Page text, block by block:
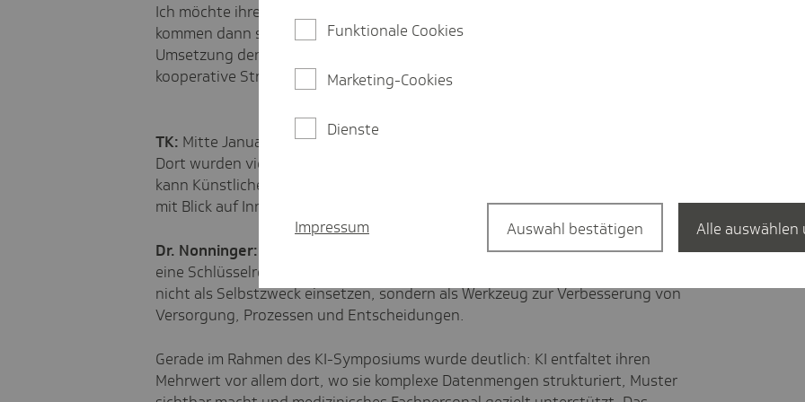
Ich möchte ihre Frage aber auch in einem Satz beantworten. Innovationen
kommen dann schneller und besser in den Markt, wenn wir früher an die
Umsetzung denken, Daten als gemeinsame Ressource begreifen und
kooperative Strukturen systematisch fördern.
TK: Mitte Januar fand das KI-Symposium an der Uniklinik des Saarlandes statt.
Dort wurden viele Entwicklungen präsentiert und diskutiert. Welche Rolle
kann Künstliche Intelligenz denn im Gesundheitswesen übernehmen - gerade
mit Blick auf Innovationen?
Dr. Nonninger:
Künstliche Intelligenz hat das Potential im Gesundheitswesen
eine Schlüsselrolle als Enabler von Innovation
nicht als Selbstzweck einsetzen, sondern alsWerkzeug zur Verbesserung von
Versorgung, Prozessen und Entscheidungen.
Gerade im Rahmen des KI-Symposiums wurde deutlich: KI entfaltet ihren
Mehrwert vor allem dort, wo sie komplexe Datenmengen strukturiert, Muster
Funktionale Cookies
Marketing-Cookies
Dienste
Impressum Auswahl bestätigen Alle auswählen